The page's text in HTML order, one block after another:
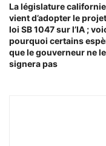
La législature
vient d’adopter le
loi SB 1047 sur l’IA ;
pourquoi certains
que le gouverneur ne le
signera pas